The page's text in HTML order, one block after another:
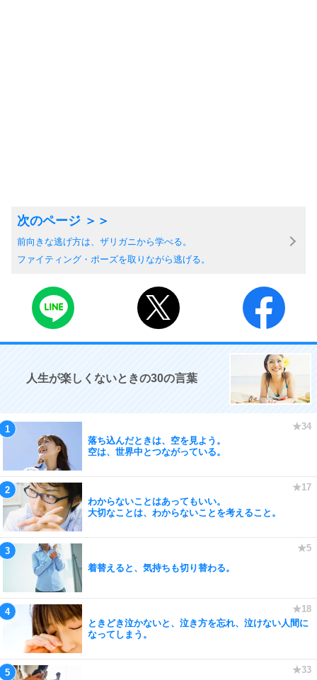
前向きな逃げ方は、ザリガニから学べる。
ファイティング・ポーズを取りながら逃げる。
人生が楽しくないときの30の言葉
落ち込んだときは、空を見よう。
空は、世界中とつながっている。
わからないことはあってもいい。
大切なことは、わからないことを考えること。
着替えると、気持ちも切り替わる。
ときどき泣かないと、泣き方を忘れ、泣けない人間に
なってしまう。